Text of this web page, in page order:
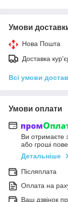
Умови
Нова Пошта
Доставка
Всі умови
Умови оплати
Ви отримаєте
або гроші
Детальніше
Післяплата
Оплата на
Ваш дзвінок